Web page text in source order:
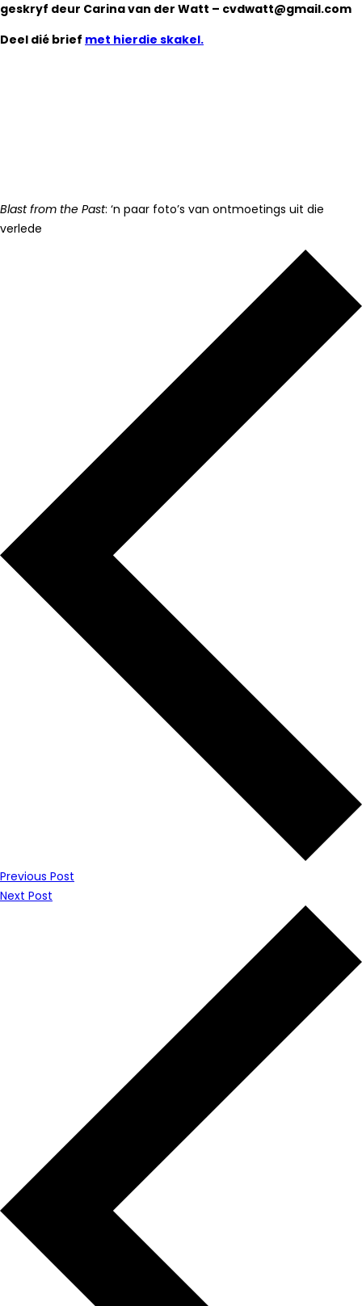
geskryf deur Carina van der Watt – cvdwatt@gmail.com
Deel dié brief met hierdie skakel.
Blast from the Past: ‘n paar foto’s van ontmoetings uit die
verlede
Previous Post
Next Post